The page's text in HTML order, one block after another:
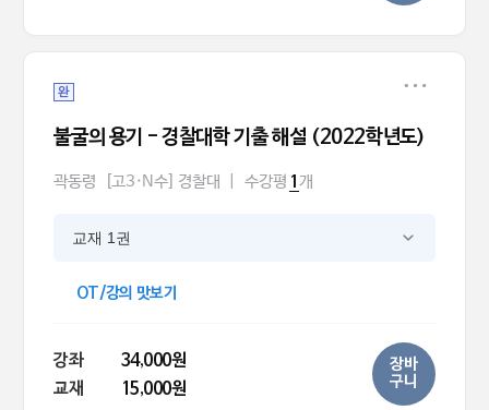
완
불굴의 용기 - 경찰대학 기출 해설 (2022학년도)
곽동령 [고3·N수] 경찰대 수강평 1 개
교재 1권
OT/강의 맛보기
강좌
34,000원
교재
15,000원
장바
구니